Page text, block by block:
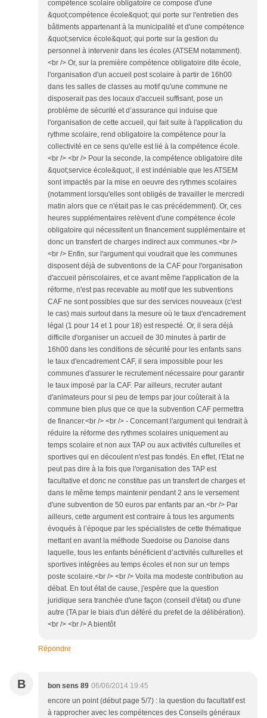
compétence scolaire obligatoire ce compose d'une
&quot;compétence école&quot; qui porte sur l'entretien des
bâtiments appartenant à la municipalité et d'une compétence
&quot;service école&quot; qui porte sur la gestion du
personnel à intervenir dans les écoles (ATSEM notamment).
<br /> Or, sur la première compétence obligatoire dite école,
l'organisation d'un accueil post scolaire à partir de 16h00
dans les salles de classes au motif qu'une commune ne
disposerait pas des locaux d'accueil suffisant, pose un
problème de sécurité et d’assurance qui induise que
l'organisation de cette accueil, qui fait suite à l'application du
rythme scolaire, rend obligatoire la compétence pour la
collectivité en ce sens qu'elle est lié à la compétence école.
<br /> <br /> Pour la seconde, la compétence obligatoire dite
&quot;service école&quot;, il est indéniable que les ATSEM
sont impactés par la mise en oeuvre des rythmes scolaires
(notamment lorsqu'elles sont obligés de travailler le mercredi
matin alors que ce n'était pas le cas précédemment). Or, ces
heures supplémentaires relèvent d'une compétence école
obligatoire qui nécessitent un financement supplémentaire et
donc un transfert de charges indirect aux communes.<br />
<br /> Enfin, sur l'argument qui voudrait que les communes
disposent déjà de subventions de la CAF pour l'organisation
d'accueil périscolaires, et ce avant même l'application de la
réforme, n'est pas recevable au motif que les subventions
CAF ne sont possibles que sur des services nouveaux (c'est
le cas) mais surtout dans la mesure où le taux d'encadrement
légal (1 pour 14 et 1 pour 18) est respecté. Or, il sera déjà
difficile d'organiser un accueil de 30 minutes à partir de
16h00 dans les conditions de sécurité pour les enfants sans
le taux d'encadrement CAF, il sera impossible pour les
communes d'assurer le recrutement nécessaire pour garantir
le taux imposé par la CAF. Par ailleurs, recruter autant
d'animateurs pour si peu de temps par jour coûterait à la
commune bien plus que ce que la subvention CAF permettra
de financer.<br /> <br /> - Concernant l'argument qui tendrait à
réduire la réforme des rythmes scolaires uniquement au
temps scolaire et non aux TAP ou aux activités culturelles et
sportives qui en découlent n'est pas fondés. En effet, l'Etat ne
peut pas dire à la fois que l'organisation des TAP est
facultative et donc ne constitue pas un transfert de charges et
dans le même temps maintenir pendant 2 ans le versement
d'une subvention de 50 euros par enfants par an.<br /> Par
ailleurs, cette argument est contraire à tous les arguments
évoqués à l’époque par les spécialistes de cette thématique
mettant en avant la méthode Suedoise ou Danoise dans
laquelle, tous les enfants bénéficient d’activités culturelles et
sportives intégrées au temps écoles et non sur un temps
poste scolaire.<br /> <br /> Voila ma modeste contribution au
débat. En tout état de cause, j'espère que la question
juridique sera tranchée d'une façon (conseil d'état) ou d'une
autre (TA par le biais d'un déféré du prefet de la délibération).
<br /> <br /> A bientôt
Répondre
B bon sens 89 06/06/2014 19:45
encore un point (début page 5/7) : la question du facultatif est
à rapprocher avec les compétences des Conseils généraux